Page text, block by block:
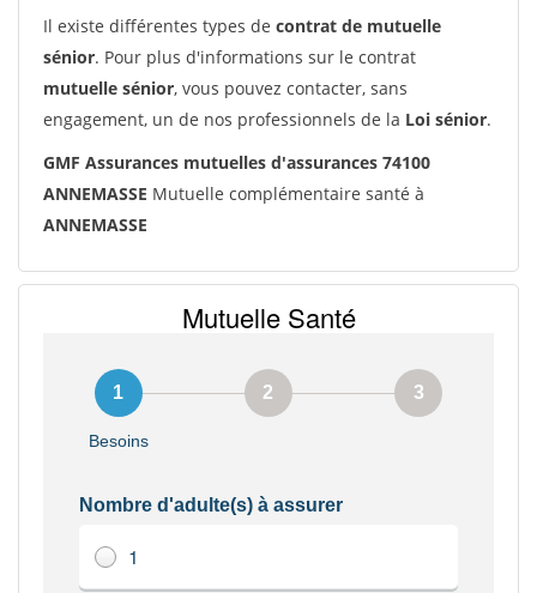
Il existe différentes types de contrat de mutuelle
sénior. Pour plus d'informations sur le contrat
mutuelle sénior, vous pouvez contacter, sans
engagement, un de nos professionnels de la Loi sénior.
GMF Assurances mutuelles d'assurances 74100
ANNEMASSE Mutuelle complémentaire santé à
ANNEMASSE